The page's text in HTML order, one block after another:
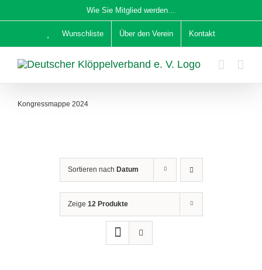
Inhalt
Wie Sie Mitglied werden…
Wunschliste Über den Verein Kontakt
Kongressmappe 2024
Sortieren nach Datum
Zeige 12 Produkte